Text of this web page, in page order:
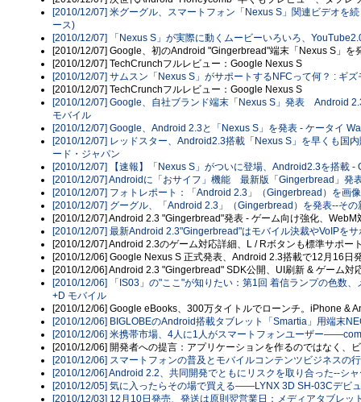
[2010/12/07] 米グーグル、スマートフォン「Nexus S」関連ビデオを
ース)
[2010/12/07] 「Nexus S」が実際に動くムービーいろいろ、
[2010/12/07] Google、初のAndroid "Gingerbread"端末「Nexus S」を
[2010/12/07] TechCrunchフルレビュー：Google Nexus S
[2010/12/07] サムスン「Nexus S」がサポートするNFCって何？ : ギ
[2010/12/07] TechCrunchフルレビュー：Google Nexus S
[2010/12/07] Google、自社ブランド端末「Nexus S」発表 Android
モバイル
[2010/12/07] Google、Android 2.3と「Nexus S」を発表 - ケータイ
[2010/12/07] レッドスター、Android2.3搭載「Nexus S」を早くも国
ード・ジャパン
[2010/12/07] 【速報】「Nexus S」がついに登場、Android2.3を搭載 -
[2010/12/07] Androidに「おサイフ」機能 最新版「Gingerbread」発
[2010/12/07] フォトレポート：「Android 2.3」（Gingerbread）を画
[2010/12/07] グーグル、「Android 2.3」（Gingerbread）を発表--そ
[2010/12/07] Android 2.3 "Gingerbread"発表 - ゲーム向け強化、
[2010/12/07] 最新Android 2.3"Gingerbread"はモバイル決裁やVoIPを
[2010/12/07] Android 2.3のゲーム対応詳細、L / Rボタンも標準サポー
[2010/12/06] Google Nexus S 正式発表、Android 2.3搭載で12月16日
[2010/12/06] Android 2.3 "Gingerbread" SDK公開、UI刷新 & ゲーム対
[2010/12/06] 「IS03」の"ここ"が知りたい：第1回 着信ランプの色数
+D モバイル
[2010/12/06] Google eBooks、300万タイトルでローンチ。iPhone &
[2010/12/06] BIGLOBEのAndroid搭載タブレット「Smartia」用端末
[2010/12/06] 米携帯市場、4人に1人がスマートフォンユーザー
[2010/12/06] 開発者への提言：アプリケーションを作るのではなく、
[2010/12/06] スマートフォンの普及とモバイルコンテンツビジネスの
[2010/12/06] Android 2.2、共同開発でともにリスクを取り合った--シ
[2010/12/05] 気に入ったらその場で買える――LYNX 3D SH-03Cデビ
[2010/12/03] 12月10日発売、発送は原則翌営業日：メディアタブレ